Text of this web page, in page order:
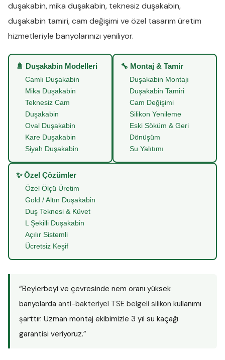
duşakabin,mika duşakabin, teknesiz duşakabin,
duşakabin tamiri,cam değişimi ve özel tasarım üretim
hizmetleriyle banyolarınızı yeniliyor.
🚿 Duşakabin Modelleri
Camlı Duşakabin
Mika Duşakabin
Teknesiz Cam
Duşakabin
Oval Duşakabin
Kare Duşakabin
Siyah Duşakabin
🔧 Montaj & Tamir
Duşakabin Montajı
Duşakabin Tamiri
Cam Değişimi
Silikon Yenileme
Eski Söküm & Geri
Dönüşüm
Su Yalıtımı
✨ Özel Çözümler
Özel Ölçü Üretim
Gold / Altın Duşakabin
Duş Teknesi & Küvet
L Şekilli Duşakabin
Açılır Sistemli
Ücretsiz Keşif
“Beylerbeyi ve çevresinde nem oranı yüksek
banyolarda anti-bakteriyel TSE belgeli silikon kullanımı
şarttır. Uzman montaj ekibimizle 3 yıl su kaçağı
garantisi veriyoruz.”